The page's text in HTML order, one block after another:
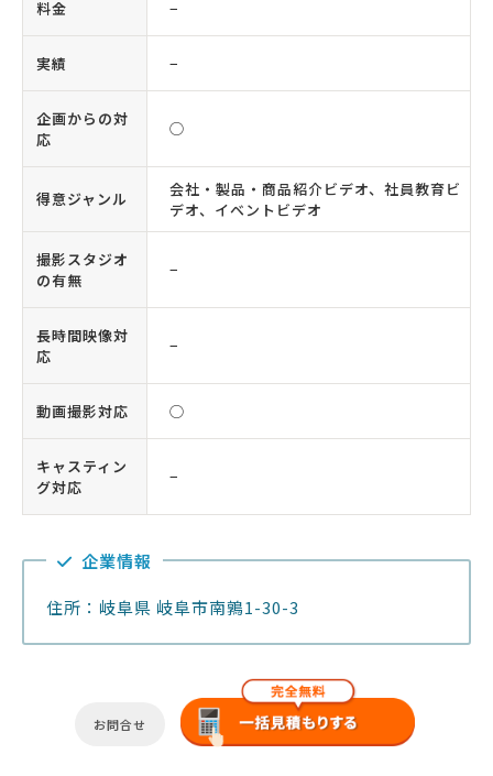
料金 −
実績 −
企画からの対
応
◯
得意ジャンル
会社・製品・商品紹介ビデオ、社員教育ビ
デオ、イベントビデオ
撮影スタジオ
の有無
−
長時間映像対
応
−
動画撮影対応 ◯
キャスティン
グ対応
−
企業情報
住所：岐阜県 岐阜市南鶉1-30-3
お問合せ